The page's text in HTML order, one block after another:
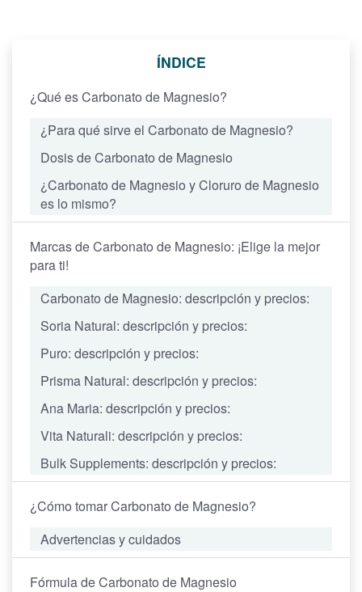
ÍNDICE
¿Qué es Carbonato de Magnesio?
¿Para qué sirve el Carbonato de Magnesio?
Dosis de Carbonato de Magnesio
¿Carbonato de Magnesio y Cloruro de Magnesio
es lo mismo?
Marcas de Carbonato de Magnesio: ¡Elige la mejor
para ti!
Carbonato de Magnesio: descripción y precios:
Soria Natural: descripción y precios:
Puro: descripción y precios:
Prisma Natural: descripción y precios:
Ana Maria: descripción y precios:
Vita Naturali: descripción y precios:
Bulk Supplements: descripción y precios:
¿Cómo tomar Carbonato de Magnesio?
Advertencias y cuidados
Fórmula de Carbonato de Magnesio